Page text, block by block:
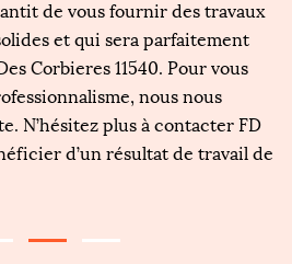
de vous fournir des travaux
et qui sera parfaitement
Corbieres 11540. Pour vous
nous nous
N’hésitez plus à contacter FD
d’un résultat de travail de